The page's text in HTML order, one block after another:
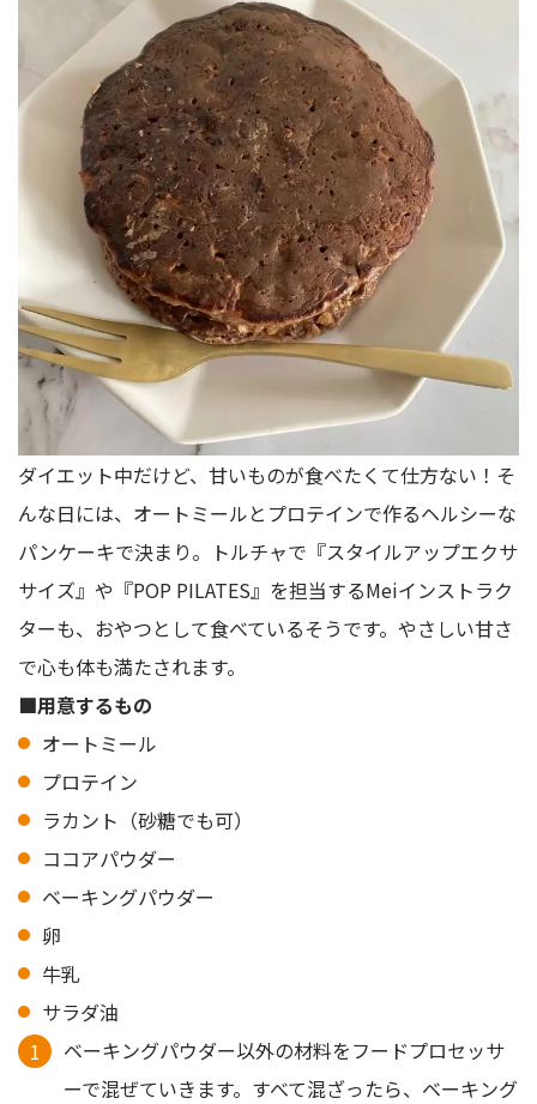
ダイエット中だけど、甘いものが食べたくて仕方ない！そ
んな日には、オートミールとプロテインで作るヘルシーな
パンケーキで決まり。トルチャで『スタイルアップエクサ
サイズ』や『POP PILATES』を担当するMeiインストラク
ターも、おやつとして食べているそうです。やさしい甘さ
で心も体も満たされます。
■用意するもの
オートミール
プロテイン
ラカント（砂糖でも可）
ココアパウダー
ベーキングパウダー
卵
牛乳
サラダ油
ベーキングパウダー以外の材料をフードプロセッサ
ーで混ぜていきます。すべて混ざったら、ベーキング